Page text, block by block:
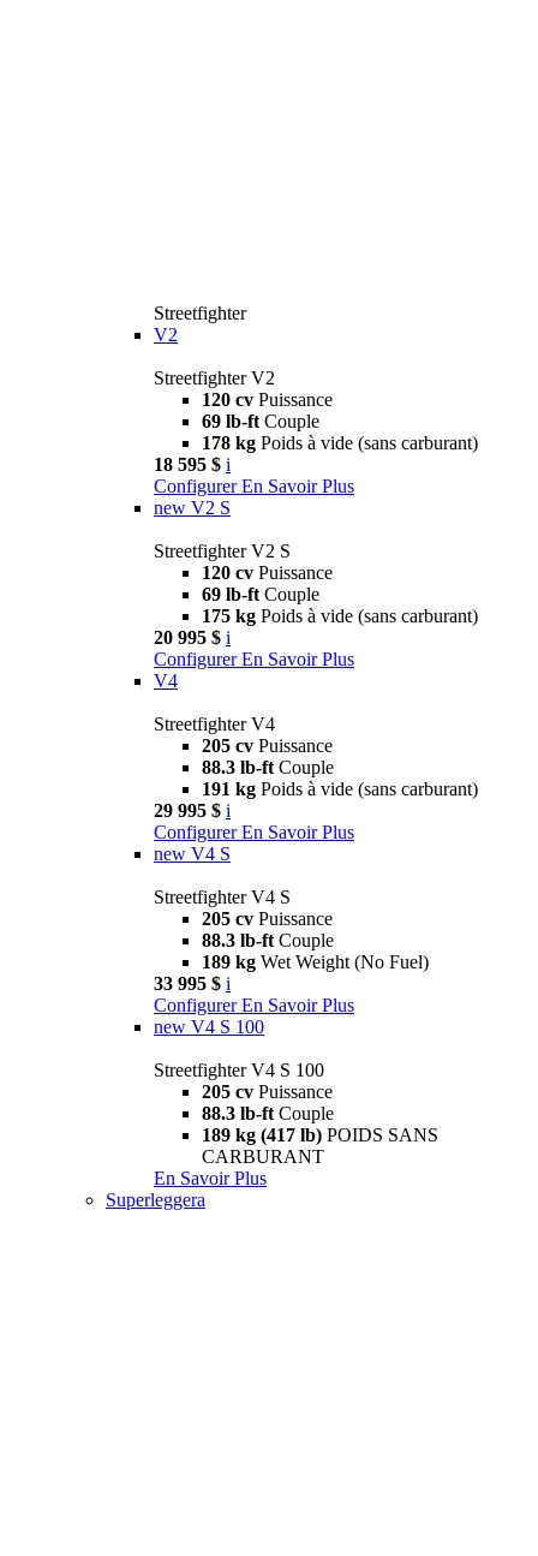
Streetfighter
V2
Streetfighter V2
120 cv Puissance
69 lb-ft Couple
178 kg Poids à vide (sans carburant)
18 595 $ i
Configurer En Savoir Plus
new V2 S
Streetfighter V2 S
120 cv Puissance
69 lb-ft Couple
175 kg Poids à vide (sans carburant)
20 995 $ i
Configurer En Savoir Plus
V4
Streetfighter V4
205 cv Puissance
88.3 lb-ft Couple
191 kg Poids à vide (sans carburant)
29 995 $ i
Configurer En Savoir Plus
new V4 S
Streetfighter V4 S
205 cv Puissance
88.3 lb-ft Couple
189 kg Wet Weight (No Fuel)
33 995 $ i
Configurer En Savoir Plus
new V4 S 100
Streetfighter V4 S 100
205 cv Puissance
88.3 lb-ft Couple
189 kg (417 lb) POIDS SANS
CARBURANT
En Savoir Plus
Superleggera